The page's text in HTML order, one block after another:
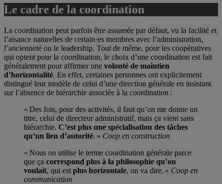
Le cadre de la coordination
La coordination peut parfois être assumée par défaut, vu la facilité et
l’aisance naturelles de certain·es membres avec l’administration,
l’ancienneté ou le leadership. Tout de même, pour les coopératives
qui optent pour la coordination, le choix d’une coordination est fait
généralement pour affirmer une volonté de maintien
d’horizontalité. En effet, certaines personnes ont explicitement
distingué leur modèle de celui d’une direction générale en insistant
sur l’absence de hiérarchie associée à la coordination :
« Des fois, pour des activités, il faut qu’on me donne un
titre, celui de directeur administratif, mais ça vient sans
hiérarchie. C’est plus une spécialisation des tâches
qu’un lien d’autorité. » Coop en construction
« Nous on utilise le terme coordination générale parce
que ça correspond plus à la philosophie qu’on
voulait, qui est plus horizontale, on va dire. » Coop en
communication